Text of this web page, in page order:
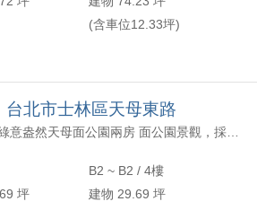
(含車位12.33坪)
北市士林區天母東路
B2 ~ B2 / 4樓
坪
建物 29.69 坪